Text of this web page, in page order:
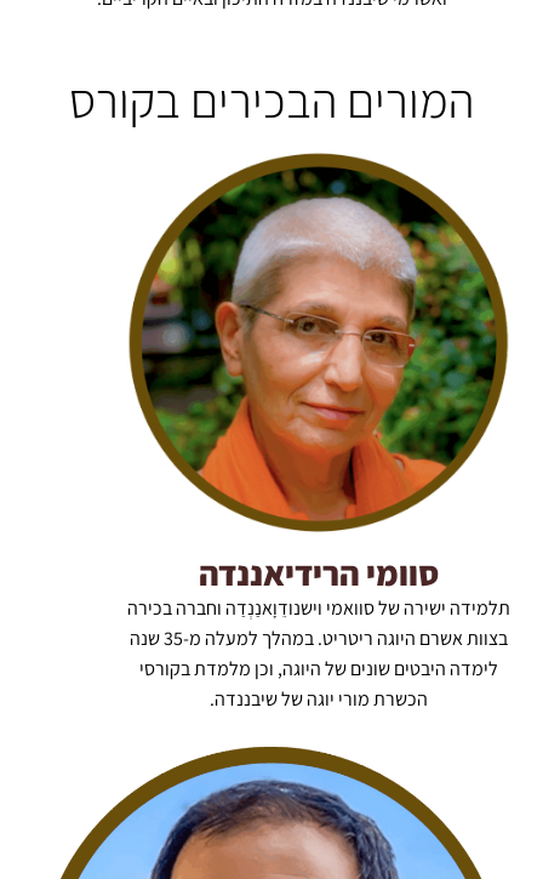
המורים הבכירים בקורס
סוומי הרידיאננדה
תלמידה ישירה של סוואמי וישנודֵוָאנַנְדַה וחברה בכירה
בצוות אשרם היוגה ריטריט. במהלך למעלה מ-35 שנה
לימדה היבטים שונים של היוגה, וכן מלמדת בקורסי
הכשרת מורי יוגה של שיבננדה.